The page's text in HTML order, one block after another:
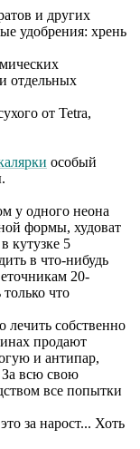
и других
удобрения: хрень
отдельных
от Tetra,
особый
у одного неона
формы, худоват
кутузке 5
в что-нибудь
20-
что
собственно
продают
и антипар,
За всю свою
все попытки
за нарост... Хоть